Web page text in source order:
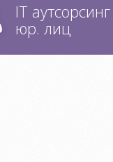
IT
юр. лиц